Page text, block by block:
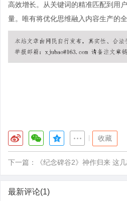
高效增长。从关键词的精准匹配到用
量。唯有将优化思维融入内容生产的
收藏
下一篇： 《纪念碑谷2》神作归来 这
最新评论(1)